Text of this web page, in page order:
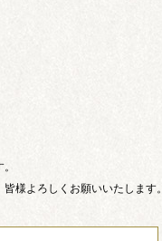
様よろしくお願いいたします。